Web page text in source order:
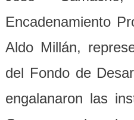
Encadenamiento
Aldo Millán,
del Fondo de
engalanaron las